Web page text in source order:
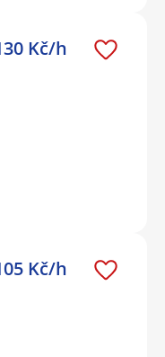
Kč/h
Kč/h